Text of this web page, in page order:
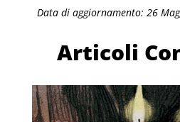
Data di aggiornamento: 26
Articoli